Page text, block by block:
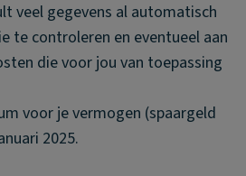
veel gegevens al automatisch
te controleren en eventueel aan
die voor jou van toepassing
voor je vermogen (spaargeld
2025.